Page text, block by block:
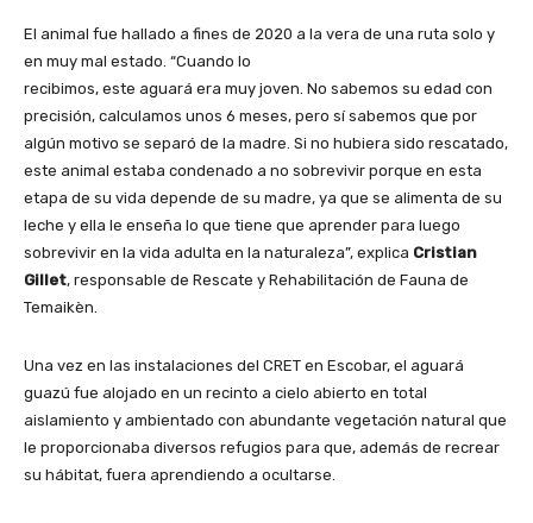
El animal fue hallado a fines de 2020 a la vera de una ruta solo y
en muy mal estado. “Cuando lo
recibimos, este aguará era muy joven. No sabemos su edad con
precisión, calculamos unos 6 meses, pero sí sabemos que por
algún motivo se separó de la madre. Si no hubiera sido rescatado,
este animal estaba condenado a no sobrevivir porque en esta
etapa de su vida depende de su madre, ya que se alimenta de su
leche y ella le enseña lo que tiene que aprender para luego
sobrevivir en la vida adulta en la naturaleza”, explica Cristian
Gillet, responsable de Rescate y Rehabilitación de Fauna de
Temaikèn.
Una vez en las instalaciones del CRET en Escobar, el aguará
guazú fue alojado en un recinto a cielo abierto en total
aislamiento y ambientado con abundante vegetación natural que
le proporcionaba diversos refugios para que, además de recrear
su hábitat, fuera aprendiendo a ocultarse.